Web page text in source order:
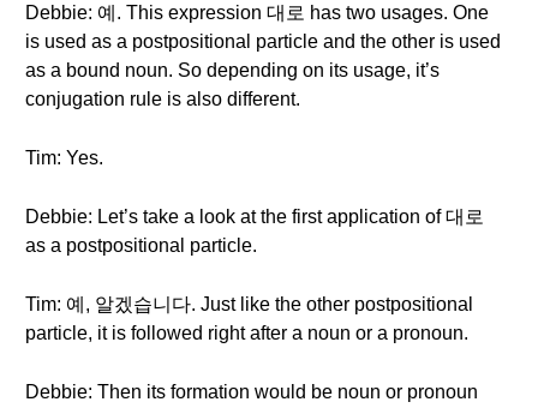
Debbie: 예. This expression 대로 has two usages. One
is used as a postpositional particle and the other is used
as a bound noun. So depending on its usage, it’s
conjugation rule is also different.
Tim: Yes.
Debbie: Let’s take a look at the first application of 대로
as a postpositional particle.
Tim: 예, 알겠습니다. Just like the other postpositional
particle, it is followed right after a noun or a pronoun.
Debbie: Then its formation would be noun or pronoun